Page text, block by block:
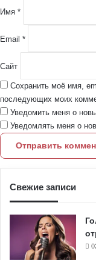
й
Имя *
Email *
Сайт
Сохранить моё имя,
последующих моих
Уведомить меня о
Уведомлять меня о
Свежие записи